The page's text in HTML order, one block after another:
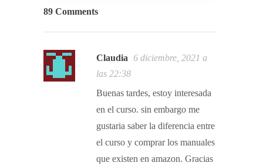
89 Comments
Claudia 6 diciembre, 2021 a
las 22:38
Buenas tardes, estoy interesada
en el curso. sin embargo me
gustaria saber la diferencia entre
el curso y comprar los manuales
que existen en amazon. Gracias